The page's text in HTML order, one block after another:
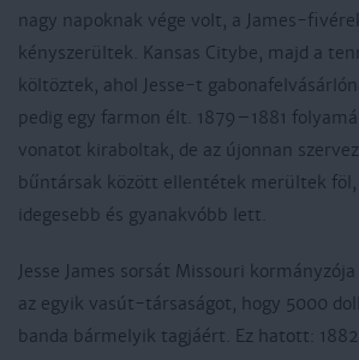
nagy napoknak vége volt, a James-
kényszerültek. Kansas Citybe, majd a
költöztek, ahol Jesse-t
pedig egy farmon élt. 1879–1881
vonatot kiraboltak, de az újonnan
bűntársak között ellentétek merültek
idegesebb és gyanakvóbb lett.
Jesse James sorsát Missouri
az egyik vasút-társaságot, hogy 5000
banda bármelyik tagjáért. Ez hatott: